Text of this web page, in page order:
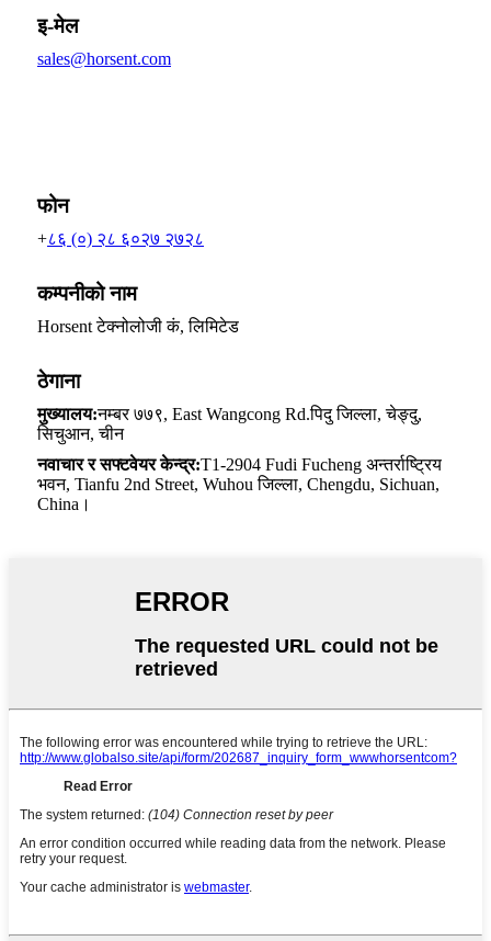
इ-मेल
sales@horsent.com
फोन
+८६ (०) २८ ६०२७ २७२८
कम्पनीको नाम
Horsent टेक्नोलोजी कं, लिमिटेड
ठेगाना
मुख्यालय:नम्बर ७७९, East Wangcong Rd.पिदु जिल्ला, चेङ्दु,
सिचुआन, चीन
नवाचार र सफ्टवेयर केन्द्र:T1-2904 Fudi Fucheng अन्तर्राष्ट्रिय
भवन, Tianfu 2nd Street, Wuhou जिल्ला, Chengdu, Sichuan,
China।